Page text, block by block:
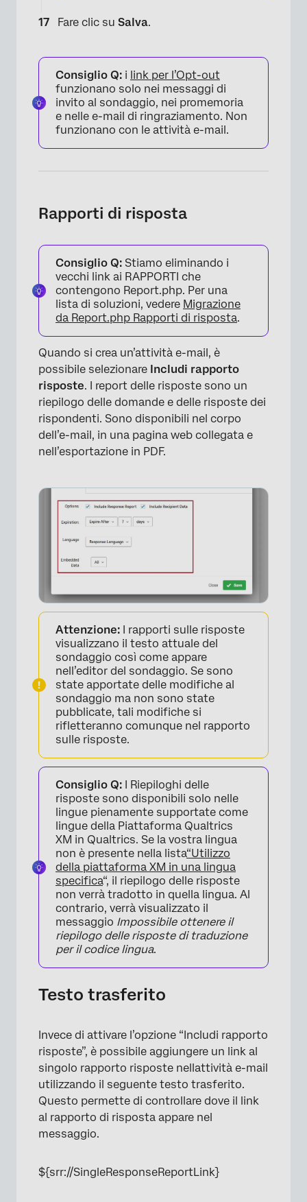
Fare clic su Salva.
Consiglio Q: i link per l’Opt-out
funzionano solo nei messaggi di
invito al sondaggio, nei promemoria
e nelle e-mail di ringraziamento. Non
funzionano con le attività e-mail.
Rapporti di risposta
Consiglio Q: Stiamo eliminando i
vecchi link ai RAPPORTI che
contengono Report.php. Per una
lista di soluzioni, vedere Migrazione
da Report.php Rapporti di risposta.
Quando si crea un’attività e-mail, è
possibile selezionare Includi rapporto
risposte. I report delle risposte sono un
riepilogo delle domande e delle risposte dei
rispondenti. Sono disponibili nel corpo
dell’e-mail, in una pagina web collegata e
nell’esportazione in PDF.
×
Attenzione: I rapporti sulle risposte
visualizzano il testo attuale del
sondaggio così come appare
nell’editor del sondaggio. Se sono
state apportate delle modifiche al
sondaggio ma non sono state
pubblicate, tali modifiche si
rifletteranno comunque nel rapporto
sulle risposte.
Consiglio Q: I Riepiloghi delle
risposte sono disponibili solo nelle
lingue pienamente supportate come
lingue della Piattaforma Qualtrics
XM in Qualtrics. Se la vostra lingua
non è presente nella lista“Utilizzo
della piattaforma XM in una lingua
specifica“, il riepilogo delle risposte
non verrà tradotto in quella lingua. Al
contrario, verrà visualizzato il
messaggio Impossibile ottenere il
riepilogo delle risposte di traduzione
per il codice lingua.
Testo trasferito
Invece di attivare l’opzione “Includi rapporto
risposte”, è possibile aggiungere un link al
singolo rapporto risposte nellattività e-mail
utilizzando il seguente testo trasferito.
Questo permette di controllare dove il link
al rapporto di risposta appare nel
messaggio.
${srr://SingleResponseReportLink}